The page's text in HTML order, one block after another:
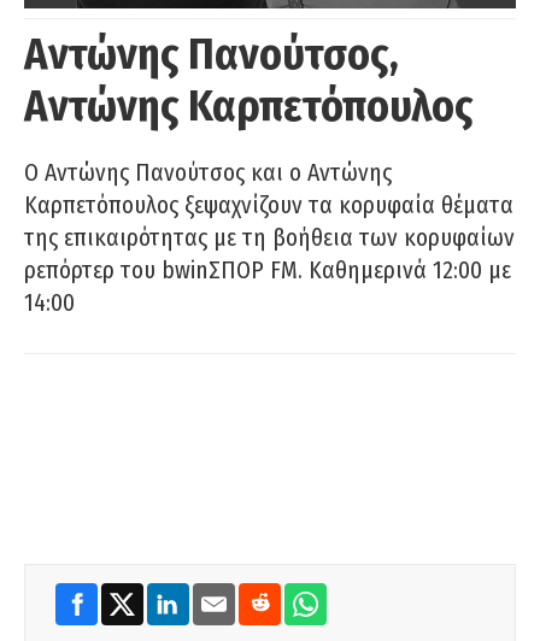
Αντώνης Πανούτσος,
Αντώνης Καρπετόπουλος
Ο Αντώνης Πανούτσος και ο Αντώνης
Καρπετόπουλος ξεψαχνίζουν τα κορυφαία θέματα
της επικαιρότητας με τη βοήθεια των κορυφαίων
ρεπόρτερ του bwinΣΠΟΡ FM. Καθημερινά 12:00 με
14:00